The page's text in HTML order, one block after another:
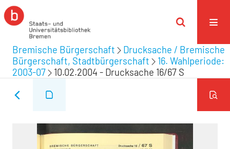
Bremische Bürgerschaft
Drucksache / Bremische
Bürgerschaft, Stadtbürgerschaft
16. Wahlperiode:
2003-07
10.02.2004 - Drucksache 16/67 S